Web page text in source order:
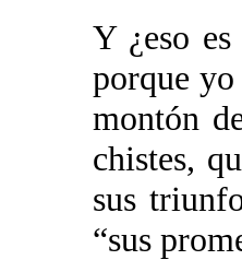
Y ¿eso
porque
montón
chistes,
sus
“sus